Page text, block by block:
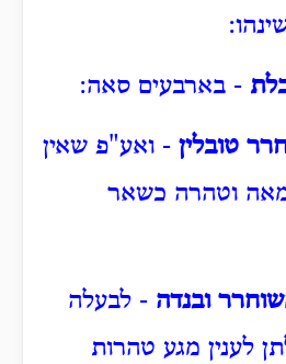
- בארבעים סאה:
טובלין - ואע"פ שאין
וטהרה כשאר
ובנדה - לבעלה
לענין מגע טהרות